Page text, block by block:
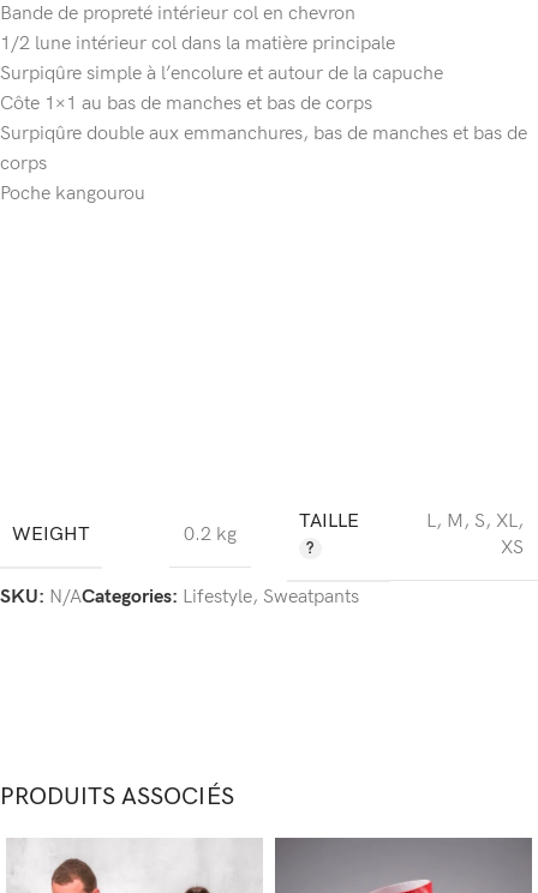
Bande de propreté intérieur col en chevron
1/2 lune intérieur col dans la matière principale
Surpiqûre simple à l’encolure et autour de la capuche
Côte 1×1 au bas de manches et bas de corps
Surpiqûre double aux emmanchures, bas de manches et bas de
corps
Poche kangourou
WEIGHT 0.2 kg
TAILLE L, M, S, XL,
XS
SKU: N/ACategories: Lifestyle, Sweatpants
PRODUITS ASSOCIÉS